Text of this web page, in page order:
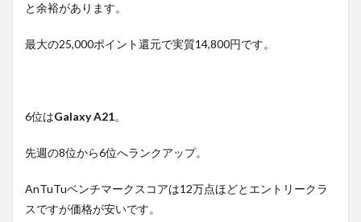
と余裕があります。
最大の25,000ポイント還元で実質14,800円です。
6位はGalaxy A21。
先週の8位から6位へランクアップ。
AnTuTuベンチマークスコアは12万点ほどとエントリークラ
スですが価格が安いです。